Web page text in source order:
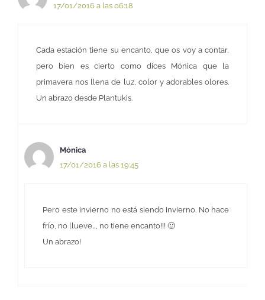
17/01/2016 a las 06:18
Cada estación tiene su encanto, que os voy a contar,
pero bien es cierto como dices Mónica que la
primavera nos llena de luz, color y adorables olores.
Un abrazo desde Plantukis.
Mónica
17/01/2016 a las 19:45
Pero este invierno no está siendo invierno. No hace
frío, no llueve…, no tiene encanto!!! 🙂
Un abrazo!